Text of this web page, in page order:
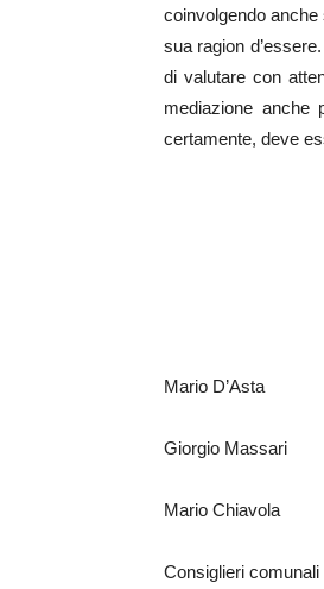
coinvolgendo
sua ragion
di valutare con
mediazione anche
certamente, deve
Mario D’Asta
Giorgio Massari
Mario Chiavola
Consiglieri comunali